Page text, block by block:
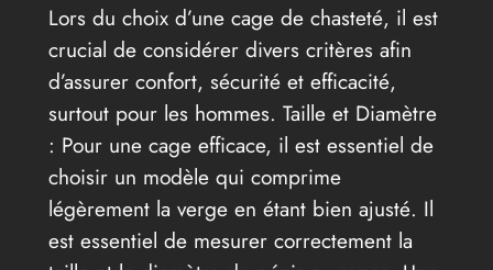
Lors du choix d’une cage de chasteté, il est
crucial de considérer divers critères afin
d’assurer confort, sécurité et efficacité,
surtout pour les hommes. Taille et Diamètre
: Pour une cage efficace, il est essentiel de
choisir un modèle qui comprime
légèrement la verge en étant bien ajusté. Il
est essentiel de mesurer correctement la